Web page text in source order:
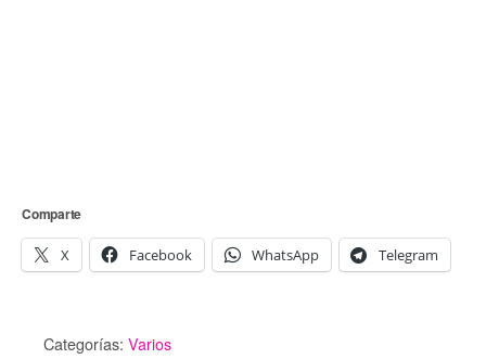
Comparte
X Facebook WhatsApp Telegram
Categorías: Varios